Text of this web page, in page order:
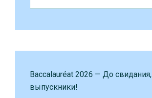
Baccalauréat 2026 — До свидания,
выпускники!